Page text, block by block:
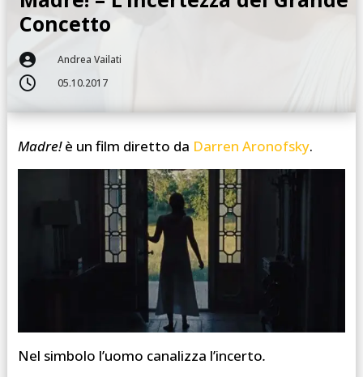
Concetto
 Andrea Vailati
 05.10.2017
Madre!è un film diretto da Darren Aronofsky.
Nel simbolo l’uomo canalizza l’incerto.